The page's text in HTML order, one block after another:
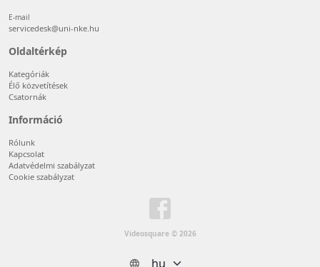
E-mail
servicedesk@uni-nke.hu
Oldaltérkép
Kategóriák
Élő közvetítések
Csatornák
Információ
Rólunk
Kapcsolat
Adatvédelmi szabályzat
Cookie szabályzat
Videosquare © 2026